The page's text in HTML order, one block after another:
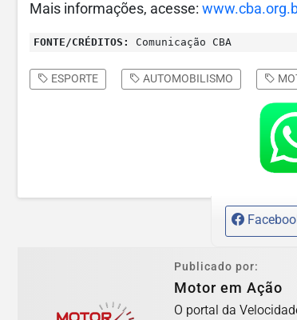
Mais informações, acesse:
FONTE/CRÉDITOS: Comunicação CBA
ESPORTE AUTOMOBILISMO
Publicado por:
Motor em Ação
O portal da